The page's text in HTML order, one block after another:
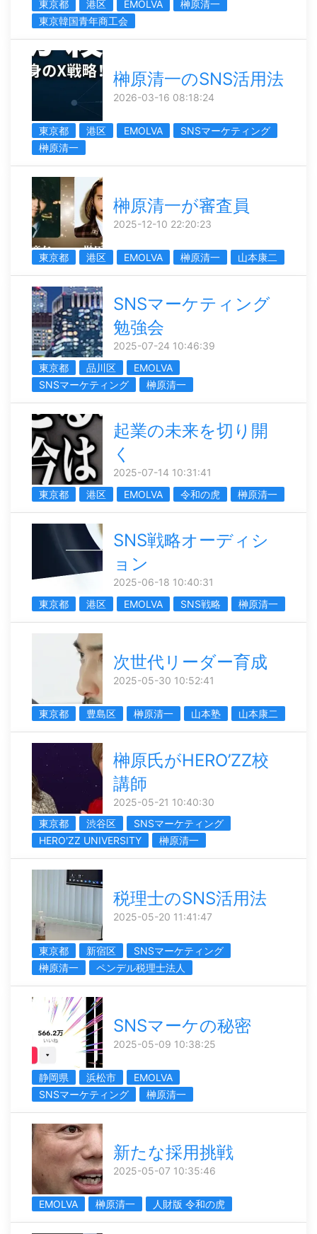
東京都 港区 EMOLVA
榊󠄀原清一
東京韓国青年商工会
榊󠄀原清一のSNS活用法
2026-03-16 08:18:24
東京都 港区 EMOLVA
SNSマーケティング
榊󠄀原清一
榊󠄀原清一が審査員
2025-12-10 22:20:23
東京都 港区 EMOLVA 榊󠄀原清一 山本康二
SNSマーケティング
勉強会
2025-07-24 10:46:39
東京都
品川区
EMOLVA
SNSマーケティング
榊󠄀原清一
起業の未来を切り開
く
2025-07-14 10:31:41
東京都
港区 EMOLVA 令和の虎 榊󠄀原清一
SNS戦略オーディシ
ョン
2025-06-18 10:40:31
東京都
港区 EMOLVA SNS戦略 榊󠄀原清一
次世代リーダー育成
2025-05-30 10:52:41
東京都 豊島区 榊󠄀原清一 山本塾 山本康二
榊󠄀原氏がHERO’ZZ校
講師
2025-05-21 10:40:30
東京都
渋谷区
SNSマーケティング
HERO'ZZ UNIVERSITY
榊󠄀原清一
税理士のSNS活用法
2025-05-20 11:41:47
東京都 新宿区
SNSマーケティング
榊󠄀原清一
ペンデル税理士法人
SNSマーケの秘密
2025-05-09 10:38:25
静岡県 浜松市
EMOLVA
SNSマーケティング
榊󠄀原清一
新たな採用挑戦
2025-05-07 10:35:46
EMOLVA 榊󠄀原清一 人財版 令和の虎